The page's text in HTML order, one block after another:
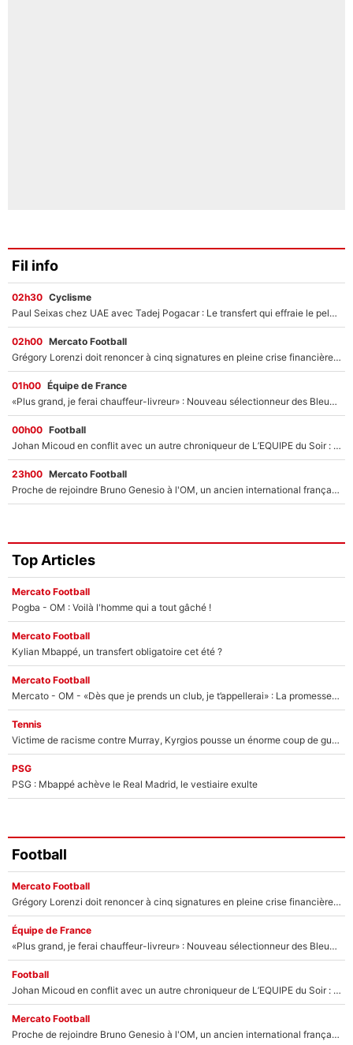
Fil info
02h30 Cyclisme
Paul Seixas chez UAE avec Tadej Pogacar : Le transfert qui effraie le peloton, «c’est la pire des choses qui puisse arriver»
02h00 Mercato Football
Grégory Lorenzi doit renoncer à cinq signatures en pleine crise financière : L’IA propose sept noms à l’OM pour un mercato réussi... à seulement 5M€ !
01h00 Équipe de France
«Plus grand, je ferai chauffeur-livreur» : Nouveau sélectionneur des Bleus, Zinédine Zidane s’était imaginé un avenir très différent lorsqu'il était enfant
00h00 Football
Johan Micoud en conflit avec un autre chroniqueur de L’EQUIPE du Soir : «Pendant un moment, je ne les ai pas remis ensemble dans l'émission»
23h00 Mercato Football
Proche de rejoindre Bruno Genesio à l'OM, un ancien international français va finalement débarquer... sur RMC !
Top Articles
Mercato Football
Pogba - OM : Voilà l'homme qui a tout gâché !
Mercato Football
Kylian Mbappé, un transfert obligatoire cet été ?
Mercato Football
Mercato - OM - «Dès que je prends un club, je t’appellerai» : La promesse de Marcelino au moment de claquer la porte
Tennis
Victime de racisme contre Murray, Kyrgios pousse un énorme coup de gueule !
PSG
PSG : Mbappé achève le Real Madrid, le vestiaire exulte
Football
Mercato Football
Grégory Lorenzi doit renoncer à cinq signatures en pleine crise financière : L’IA propose sept noms à l’OM pour un mercato réussi... à seulement 5M€ !
Équipe de France
«Plus grand, je ferai chauffeur-livreur» : Nouveau sélectionneur des Bleus, Zinédine Zidane s’était imaginé un avenir très différent lorsqu'il était enfant
Football
Johan Micoud en conflit avec un autre chroniqueur de L’EQUIPE du Soir : «Pendant un moment, je ne les ai pas remis ensemble dans l'émission»
Mercato Football
Proche de rejoindre Bruno Genesio à l'OM, un ancien international français va finalement débarquer... sur RMC !